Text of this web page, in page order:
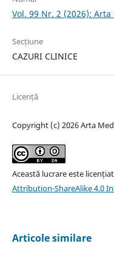
Vol. 99 Nr. 2 (2026): Arta
Secțiune
CAZURI CLINICE
Licență
Copyright (c) 2026 Arta
Această lucrare este
Attribution-ShareAlike 4.0
Articole similare